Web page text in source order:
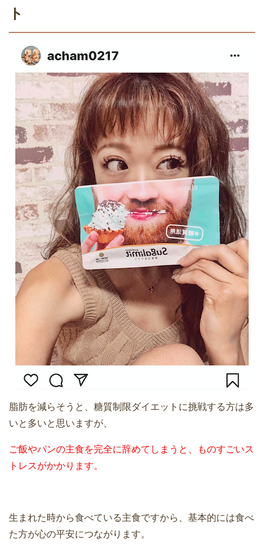
ト
脂肪を減らそうと、糖質制限ダイエットに挑戦する方は多
いと多いと思いますが、
ご飯やパンの主食を完全に辞めてしまうと、ものすごいス
トレスがかかります。
生まれた時から食べている主食ですから、基本的には食べ
た方が心の平安につながります。